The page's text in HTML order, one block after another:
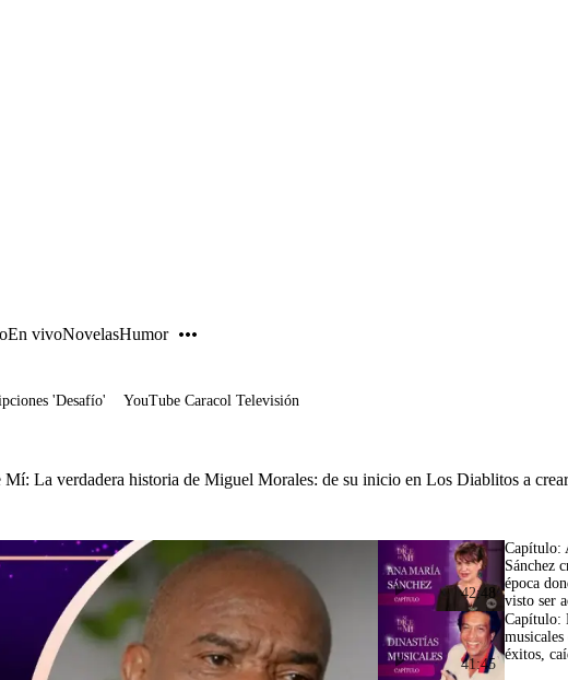
En vivoNovelasHumor
'Desafío' YouTube Caracol Televisión
Mí: La verdadera historia de Miguel Morales: de su inicio en Los Diablitos a
42:48
Capítulo:
Sánchez
época
visto ser
41:45
Capítulo:
éxitos,